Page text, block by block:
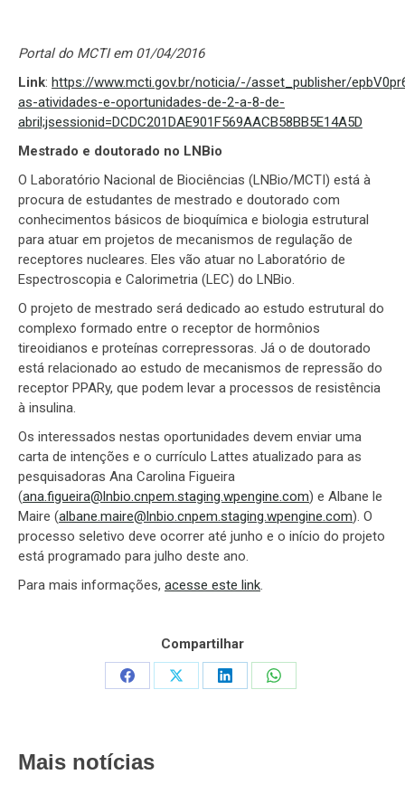
Portal do MCTI em 01/04/2016
Link: https://www.mcti.gov.br/noticia/-/asset_publisher/
as-atividades-e-oportunidades-de-2-a-8-de-
abril;jsessionid=DCDC201DAE901F569AACB58BB5E14A5D
Mestrado e doutorado no LNBio
O Laboratório Nacional de Biociências (LNBio/MCTI) está à
procura de estudantes de mestrado e doutorado com
conhecimentos básicos de bioquímica e biologia estrutural
para atuar em projetos de mecanismos de regulação de
receptores nucleares. Eles vão atuar no Laboratório de
Espectroscopia e Calorimetria (LEC) do LNBio.
O projeto de mestrado será dedicado ao estudo estrutural do
complexo formado entre o receptor de hormônios
tireoidianos e proteínas correpressoras. Já o de doutorado
está relacionado ao estudo de mecanismos de repressão do
receptor PPARy, que podem levar a processos de resistência
à insulina.
Os interessados nestas oportunidades devem enviar uma
carta de intenções e o currículo Lattes atualizado para as
pesquisadoras Ana Carolina Figueira
(ana.figueira@lnbio.cnpem.staging.wpengine.com) e Albane le
Maire (albane.maire@lnbio.cnpem.staging.wpengine.com). O
processo seletivo deve ocorrer até junho e o início do projeto
está programado para julho deste ano.
Para mais informações, acesse este link.
Compartilhar
Share
Share
Share
Share
Mais notícias